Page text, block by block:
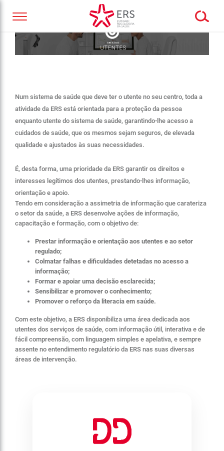
Num sistema de saúde que deve ter o utente no seu centro, toda a
atividade da ERS está orientada para a proteção da pessoa
enquanto utente do sistema de saúde, garantindo-lhe acesso a
cuidados de saúde, que os mesmos sejam seguros, de elevada
qualidade e ajustados às suas necessidades.
É, desta forma, uma prioridade da ERS garantir os direitos e
interesses legítimos dos utentes, prestando-lhes informação,
orientação e apoio.
Tendo em consideração a assimetria de informação que carateriza
o setor da saúde, a ERS desenvolve ações de informação,
capacitação e formação, com o objetivo de:
Prestar informação e orientação aos utentes e ao setor
regulado;
Colmatar falhas e dificuldades detetadas no acesso a
informação;
Formar e apoiar uma decisão esclarecida;
Sensibilizar e promover o conhecimento;
Promover o reforço da literacia em saúde.
Com este objetivo, a ERS disponibiliza uma área dedicada aos
utentes dos serviços de saúde, com informação útil, interativa e de
fácil compreensão, com linguagem simples e apelativa, e sempre
assente no entendimento regulatório da ERS nas suas diversas
áreas de intervenção.